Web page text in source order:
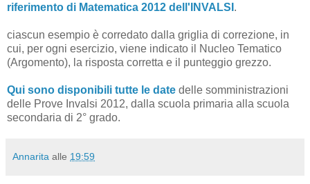
riferimento di Matematica 2012 dell'INVALSI .
ciascun esempio è corredato dalla griglia di correzione, in
cui, per ogni esercizio, viene indicato il Nucleo Tematico
(Argomento), la risposta corretta e il punteggio grezzo.
Qui sono disponibili tutte le date delle somministrazioni
delle Prove Invalsi 2012, dalla scuola primaria alla scuola
secondaria di 2° grado.
Annarita alle 19:59